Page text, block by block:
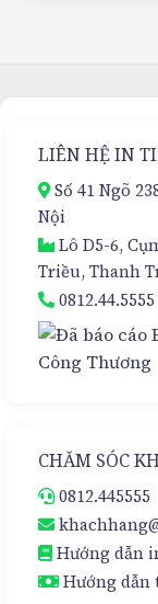
LIÊN HỆ IN
Số 41 Ngõ
Nội
Lô D5-6,
Triều, Thanh
0812.44.5555
CHĂM SÓC
0812.445555
Hướng dẫn
Hướng dẫn